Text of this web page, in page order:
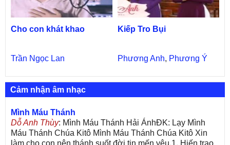
Cho con khát khao
Trần Ngọc Lan
Kiếp Tro Bụi
Phương Anh, Phương Ý
Cảm nhận âm nhạc
Mình Máu Thánh
Dỗ Anh Thùy: Mình Máu Thánh Hải ÁnhĐK: Lạy Mình
Máu Thánh Chúa Kitô Mình Máu Thánh Chúa Kitô Xin
làm cho con nên thánh suốt đời tin mến yêu.1. Hiến trao